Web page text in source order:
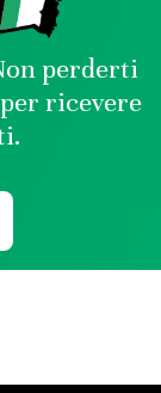
perderti
ricevere